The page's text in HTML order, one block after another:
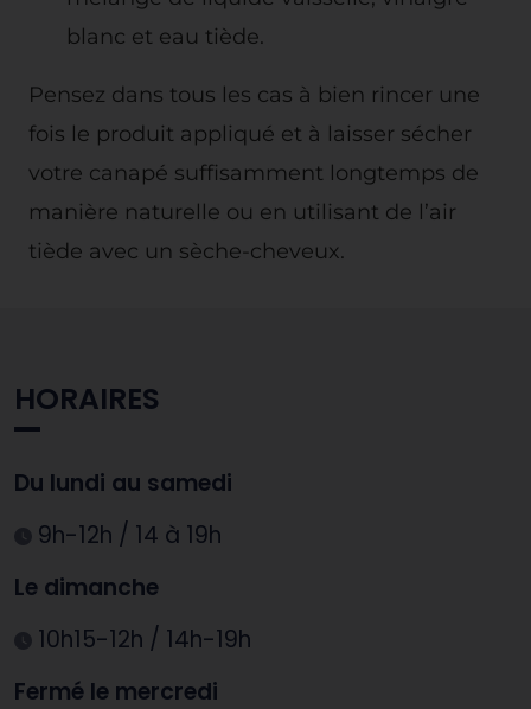
blanc et eau tiède.
Pensez dans tous les cas à bien rincer une
fois le produit appliqué et à laisser sécher
votre canapé suffisamment longtemps de
manière naturelle ou en utilisant de l’air
tiède avec un sèche-cheveux.
HORAIRES
Du lundi au samedi
9h-12h / 14 à 19h
Le dimanche
10h15-12h / 14h-19h
Fermé le mercredi